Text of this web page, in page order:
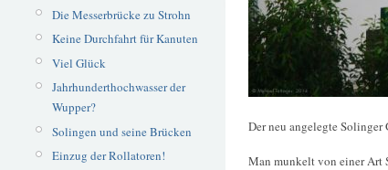
Die Messerbrücke zu Strohn
Keine Durchfahrt für Kanuten
Viel Glück
Jahrhunderthochwasser der
Wupper?
Solingen und seine Brücken
Einzug der Rollatoren!
Der neu angelegte
Man munkelt von einer Art